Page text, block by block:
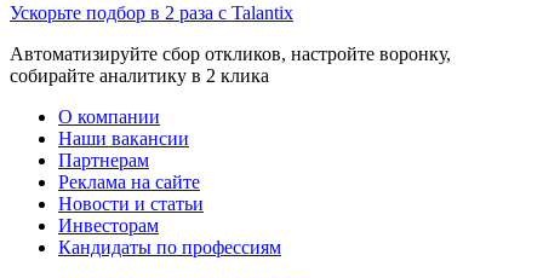
Ускорьте подбор в 2 раза с Talantix
Автоматизируйте сбор откликов, настройте воронку,
собирайте аналитику в 2 клика
О компании
Наши вакансии
Партнерам
Реклама на сайте
Новости и статьи
Инвесторам
Кандидаты по профессиям